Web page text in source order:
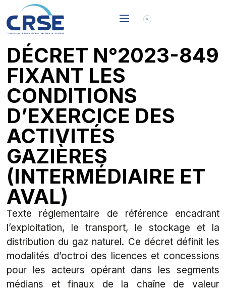
DÉCRET N°2023-849
FIXANT LES
CONDITIONS
D’EXERCICE DES
ACTIVITÉS
GAZIÈRES
(INTERMÉDIAIRE ET
AVAL)
Texte réglementaire de référence encadrant
l’exploitation, le transport, le stockage et la
distribution du gaz naturel. Ce décret définit les
modalités d’octroi des licences et concessions
pour les acteurs opérant dans les segments
médians et finaux de la chaîne de valeur